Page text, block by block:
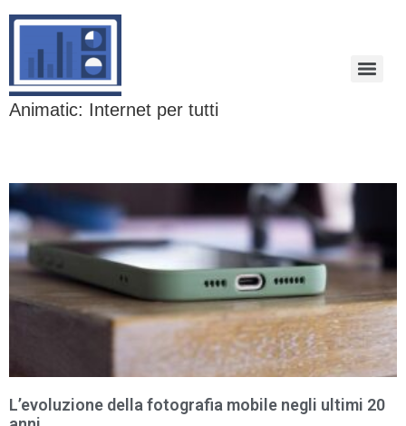
Animatic: Internet per tutti
L’evoluzione della fotografia mobile negli ultimi 20